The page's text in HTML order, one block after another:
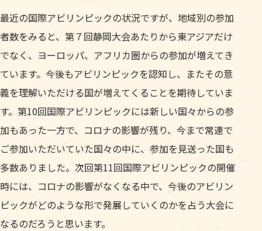
最近の国際アビリンピックの状況ですが、地域別の参加
者数をみると、第７回静岡大会あたりから東アジアだけ
でなく、ヨーロッパ、アフリカ圏からの参加が増えてき
ています。今後もアビリンピックを認知し、またその意
義を理解いただける国が増えてくることを期待していま
す。第10回国際アビリンピックには新しい国々からの参
加もあった一方で、コロナの影響が残り、今まで常連で
ご参加いただいていた国々の中に、参加を見送った国も
多数ありました。次回第11回国際アビリンピックの開催
時には、コロナの影響がなくなる中で、今後のアビリン
ピックがどのような形で発展していくのかを占う大会に
なるのだろうと思います。